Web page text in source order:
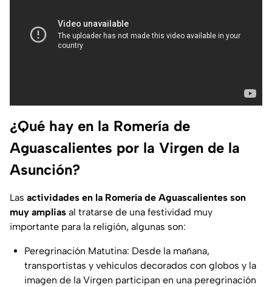
¿Qué hay en la Romería de
Aguascalientes por la Virgen de la
Asunción?
Las actividades en la Romería de Aguascalientes son
muy amplias al tratarse de una festividad muy
importante para la religión, algunas son:
Peregrinación Matutina: Desde la mañana,
transportistas y vehículos decorados con globos y la
imagen de la Virgen participan en una peregrinación